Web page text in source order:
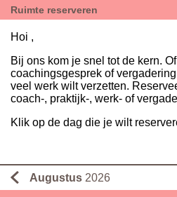
Ruimte reserveren
Hoi ,
Bij ons kom je snel tot de kern.
coachingsgesprek of
veel werk wilt verzetten.
coach-, praktijk-, werk- of
Klik op de dag die je wilt
Augustus 2026